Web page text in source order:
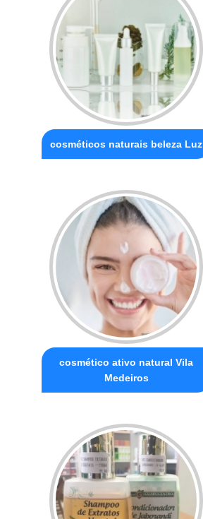
cosméticos naturais beleza Luz
cosmético ativo natural Vila
Medeiros